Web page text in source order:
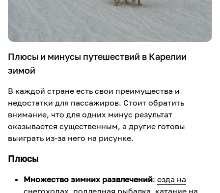
Плюсы и минусы путешествий в Карелии
зимой
В каждой стране есть свои преимущества и
недостатки для пассажиров. Стоит обратить
внимание, что для одних минус результат
оказывается существенным, а другие готовы
выиграть из-за него на рисунке.
Плюсы
Множество зимних развлечений: езда на
снегоходах подледная рыбалка катание на